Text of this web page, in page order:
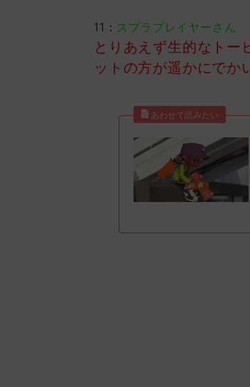
11： スプラプレイヤーさん
とりあえず生的なトー
ットの方が遥かにでか